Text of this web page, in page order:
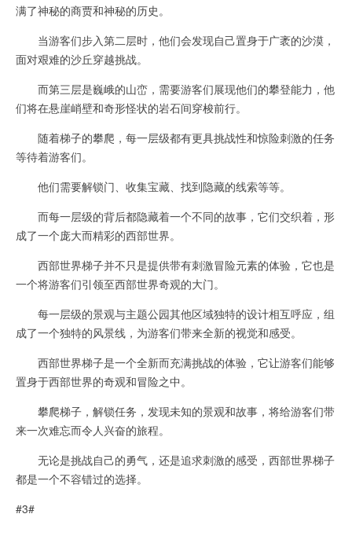
满了神秘的商贾和神秘的历史。
当游客们步入第二层时，他们会发现自己置身于广袤的沙漠，
面对艰难的沙丘穿越挑战。
而第三层是巍峨的山峦，需要游客们展现他们的攀登能力，他
们将在悬崖峭壁和奇形怪状的岩石间穿梭前行。
随着梯子的攀爬，每一层级都有更具挑战性和惊险刺激的任务
等待着游客们。
他们需要解锁门、收集宝藏、找到隐藏的线索等等。
而每一层级的背后都隐藏着一个不同的故事，它们交织着，形
成了一个庞大而精彩的西部世界。
西部世界梯子并不只是提供带有刺激冒险元素的体验，它也是
一个将游客们引领至西部世界奇观的大门。
每一层级的景观与主题公园其他区域独特的设计相互呼应，组
成了一个独特的风景线，为游客们带来全新的视觉和感受。
西部世界梯子是一个全新而充满挑战的体验，它让游客们能够
置身于西部世界的奇观和冒险之中。
攀爬梯子，解锁任务，发现未知的景观和故事，将给游客们带
来一次难忘而令人兴奋的旅程。
无论是挑战自己的勇气，还是追求刺激的感受，西部世界梯子
都是一个不容错过的选择。
#3#